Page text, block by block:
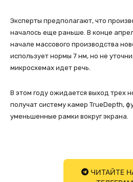
Эксперты предполагают, что
началось еще раньше. В конце
начале массового производства
использует нормы 7 нм, но не
микросхемах идет речь.
В этом году ожидается выход трех
получат систему камер TrueDepth,
уменьшенные рамки вокруг экрана.
ЧИТАЙТЕ